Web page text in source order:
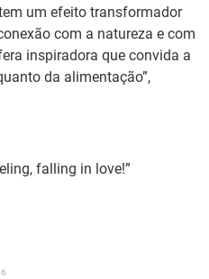
um efeito transformador
com a natureza e com
inspiradora que convida a
da alimentação”,
falling in love!”